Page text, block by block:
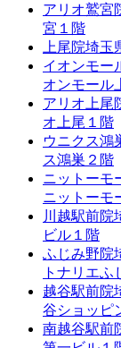
アリオ鷲宮
宮１階
上尾院埼玉
イオンモー
オンモール
アリオ上尾
オ上尾１階
ウニクス鴻
ス鴻巣２階
ニットーモ
ニットーモ
川越駅前院
ビル１階
ふじみ野院
トナリエふ
越谷駅前院
谷ショッピ
南越谷駅前